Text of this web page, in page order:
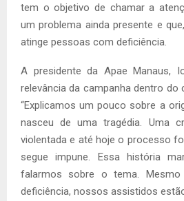
tem o objetivo de chamar a
um problema ainda presente e
atinge pessoas com deficiência.
A presidente da Apae Manaus,
relevância da campanha dentro
“Explicamos um pouco sobre a
nasceu de uma tragédia. Uma
violentada e até hoje o processo
segue impune. Essa história
falarmos sobre o tema.
deficiência, nossos assistidos